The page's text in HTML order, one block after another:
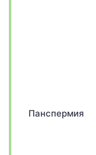
Панспермия